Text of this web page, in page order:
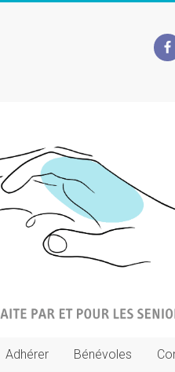
Adhérer Bénévoles